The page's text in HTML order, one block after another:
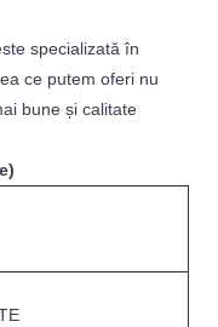
specializată în
ce putem oferi nu
bune și calitate